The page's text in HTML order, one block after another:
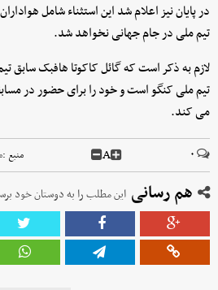
در پایان نیز اعلام شد این استثناء شامل
تیم ملی در جام جهانی نخواهد شد.
لازم به ذکر است که گائل کاکوتا هافبک سابق
می کند.
۰ A منبع :
هم رسانی این مطلب را به دوستان خود